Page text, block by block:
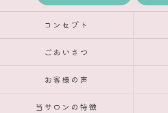
コンセプト
ごあいさつ
お客様の声
当サロンの特徴